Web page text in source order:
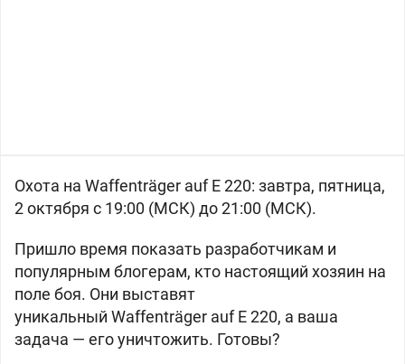
Охота на Waffenträger auf E 220: завтра, пятница,
2 октября с 19:00 (МСК) до 21:00 (МСК).
Пришло время показать разработчикам и
популярным блогерам, кто настоящий хозяин на
поле боя. Они выставят
уникальный Waffenträger auf E 220, а ваша
задача — его уничтожить. Готовы?